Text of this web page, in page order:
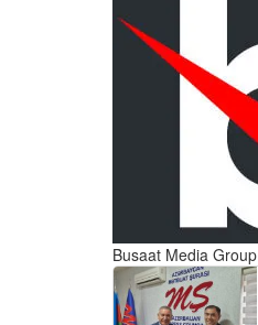
Busaat Media Group